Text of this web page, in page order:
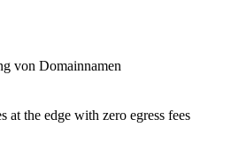
von Domainnamen
at the edge with zero egress fees